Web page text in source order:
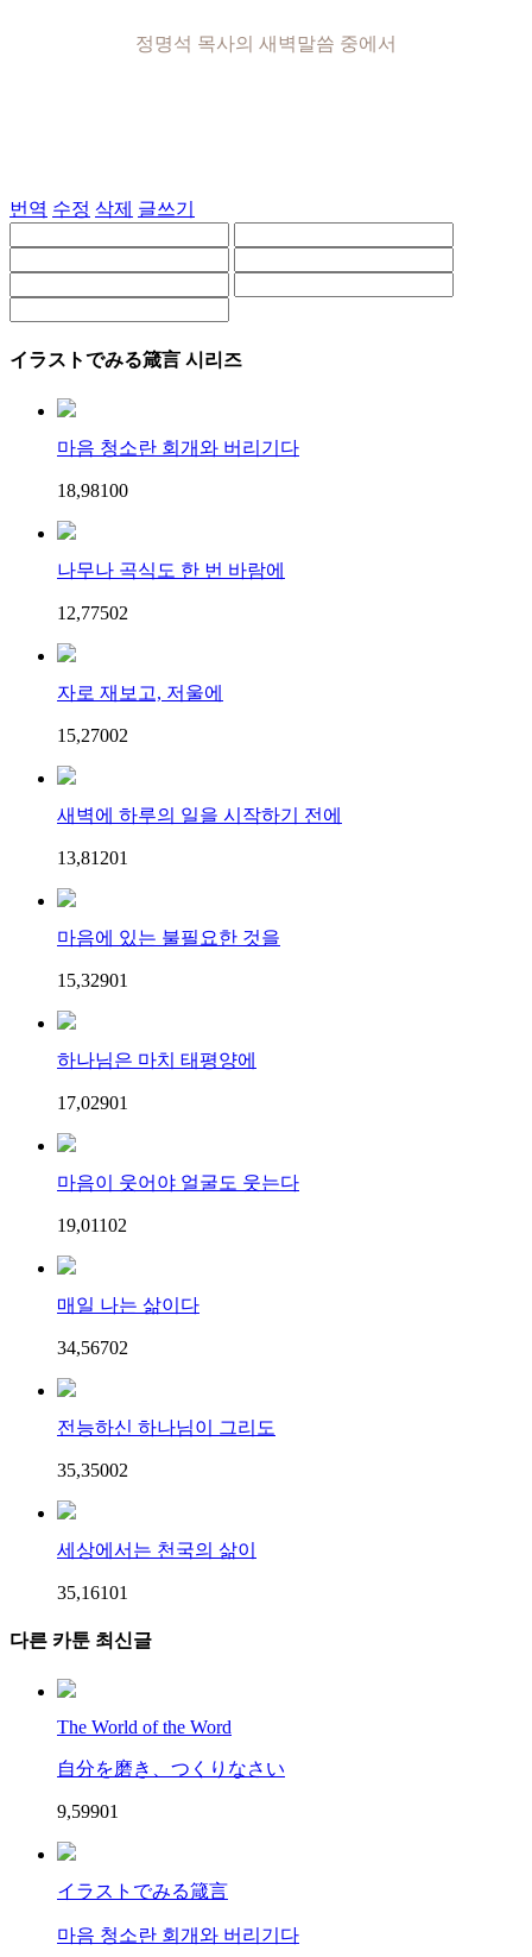
정명석 목사의 새벽말씀 중에서
번역 수정 삭제 글쓰기
イラストでみる箴言 시리즈
마음 청소란 회개와 버리기다
18,98100
나무나 곡식도 한 번 바람에
12,77502
자로 재보고, 저울에
15,27002
새벽에 하루의 일을 시작하기 전에
13,81201
마음에 있는 불필요한 것을
15,32901
하나님은 마치 태평양에
17,02901
마음이 웃어야 얼굴도 웃는다
19,01102
매일 나는 삶이다
34,56702
전능하신 하나님이 그리도
35,35002
세상에서는 천국의 삶이
35,16101
다른 카툰 최신글
The World of the Word
自分を磨き、つくりなさい
9,59901
イラストでみる箴言
마음 청소란 회개와 버리기다